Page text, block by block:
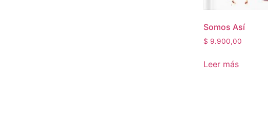
Somos Así
$ 9.900,00
Leer más